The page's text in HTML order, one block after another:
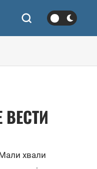
ВЕСТИ
хвали